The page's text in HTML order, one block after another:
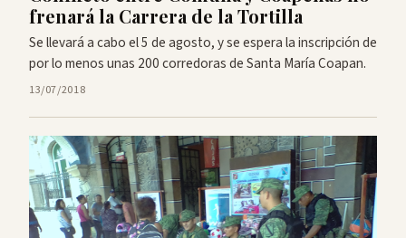
frenará la Carrera de la Tortilla
Se llevará a cabo el 5 de agosto, y se espera la inscripción de
por lo menos unas 200 corredoras de Santa María Coapan.
13/07/2018